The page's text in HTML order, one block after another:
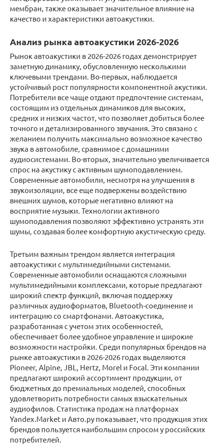
мембран, также оказывает значительное влияние на
качество и характеристики автоакустики.
Анализ рынка автоакустики 2026-2026
Рынок автоакустики в 2026-2026 годах демонстрирует
заметную динамику, обусловленную несколькими
ключевыми трендами. Во-первых, наблюдается
устойчивый рост популярности компонентной акустики.
Потребители все чаще отдают предпочтение системам,
состоящим из отдельных динамиков для высоких,
средних и низких частот, что позволяет добиться более
точного и детализированного звучания. Это связано с
желанием получить максимально возможное качество
звука в автомобиле, сравнимое с домашними
аудиосистемами. Во-вторых, значительно увеличивается
спрос на акустику с активным шумоподавлением.
Современные автомобили, несмотря на улучшения в
звукоизоляции, все еще подвержены воздействию
внешних шумов, которые негативно влияют на
восприятие музыки. Технологии активного
шумоподавления позволяют эффективно устранять эти
шумы, создавая более комфортную акустическую среду.
Третьим важным трендом является интеграция
автоакустики с мультимедийными системами.
Современные автомобили оснащаются сложными
мультимедийными комплексами, которые предлагают
широкий спектр функций, включая поддержку
различных аудиоформатов, Bluetooth-соединение и
интеграцию со смартфонами. Автоакустика,
разработанная с учетом этих особенностей,
обеспечивает более удобное управление и широкие
возможности настройки. Среди популярных брендов на
рынке автоакустики в 2026-2026 годах выделяются
Pioneer, Alpine, JBL, Hertz, Morel и Focal. Эти компании
предлагают широкий ассортимент продукции, от
бюджетных до премиальных моделей, способных
удовлетворить потребности самых взыскательных
аудиофилов. Статистика продаж на платформах
Yandex.Market и Авто.ру показывает, что продукция этих
брендов пользуется наибольшим спросом у российских
потребителей.